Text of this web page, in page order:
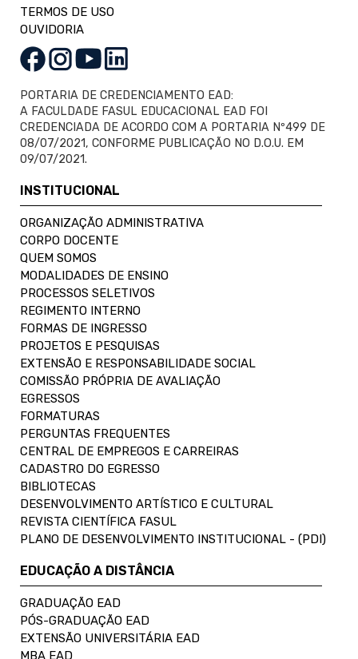
TERMOS DE USO
OUVIDORIA
PORTARIA DE CREDENCIAMENTO EAD:
A FACULDADE FASUL EDUCACIONAL EAD FOI
CREDENCIADA DE ACORDO COM A PORTARIA Nº499 DE
08/07/2021, CONFORME PUBLICAÇÃO NO D.O.U. EM
09/07/2021.
INSTITUCIONAL
ORGANIZAÇÃO ADMINISTRATIVA
CORPO DOCENTE
QUEM SOMOS
MODALIDADES DE ENSINO
PROCESSOS SELETIVOS
REGIMENTO INTERNO
FORMAS DE INGRESSO
PROJETOS E PESQUISAS
EXTENSÃO E RESPONSABILIDADE SOCIAL
COMISSÃO PRÓPRIA DE AVALIAÇÃO
EGRESSOS
FORMATURAS
PERGUNTAS FREQUENTES
CENTRAL DE EMPREGOS E CARREIRAS
CADASTRO DO EGRESSO
BIBLIOTECAS
DESENVOLVIMENTO ARTÍSTICO E CULTURAL
REVISTA CIENTÍFICA FASUL
PLANO DE DESENVOLVIMENTO INSTITUCIONAL - (PDI)
EDUCAÇÃO A DISTÂNCIA
GRADUAÇÃO EAD
PÓS-GRADUAÇÃO EAD
EXTENSÃO UNIVERSITÁRIA EAD
MBA EAD